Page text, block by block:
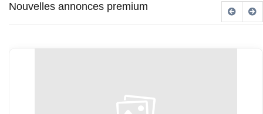
Nouvelles annonces premium